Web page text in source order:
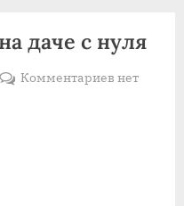
даче с нуля
Комментариевкнет